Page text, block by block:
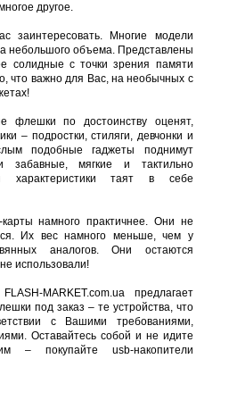
другое.
заинтересовать. Многие модели
небольшого объема. Представлены
солидные с точки зрения памяти
что важно для Вас, на необычных с
флешки по достоинству оценят,
– подростки, стиляги, девчонки и
подобные гаджеты поднимут
забавные, мягкие и тактильно
таят в себе
намного практичнее. Они не
Их вес намного меньше, чем у
аналогов. Они остаются
использовали!
MARKET.com.ua предлагает
под заказ – те устройства, что
с Вашими требованиями,
Оставайтесь собой и не идите
– покупайте usb-накопители